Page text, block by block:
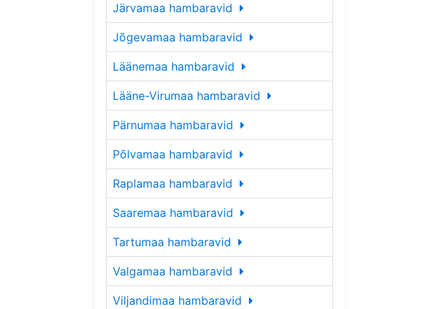
Järvamaa hambaravid
Jõgevamaa hambaravid
Läänemaa hambaravid
Lääne-Virumaa hambaravid
Pärnumaa hambaravid
Põlvamaa hambaravid
Raplamaa hambaravid
Saaremaa hambaravid
Tartumaa hambaravid
Valgamaa hambaravid
Viljandimaa hambaravid